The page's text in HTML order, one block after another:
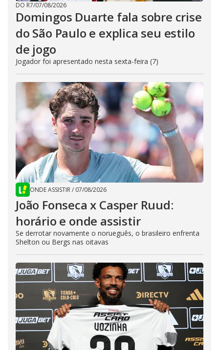
DO R7/07/08/2026
Domingos Duarte fala sobre crise
do São Paulo e explica seu estilo
de jogo
Jogador foi apresentado nesta sexta-feira (7)
ONDE ASSISTIR/ 07/08/2026
João Fonseca x Casper Ruud:
horário e onde assistir
Se derrotar novamente o norueguês, o brasileiro enfrenta
Shelton ou Bergs nas oitavas